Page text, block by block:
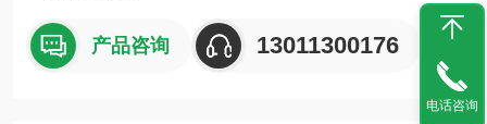
产品咨询 13011300176
电话咨询